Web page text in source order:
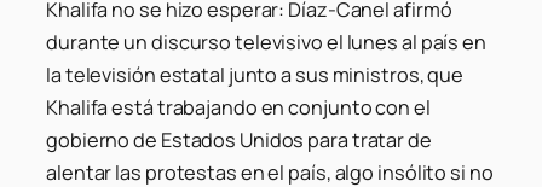
Khalifa no se hizo esperar: Díaz-Canel afirmó
durante un discurso televisivo el lunes al país en
la televisión estatal junto a sus ministros, que
Khalifa está trabajando en conjunto con el
gobierno de Estados Unidos para tratar de
alentar las protestas en el país, algo insólito si no